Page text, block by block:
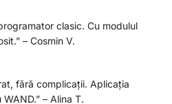
clasic. Cu modulul
– Cosmin V.
fără complicații. Aplicația
– Alina T.